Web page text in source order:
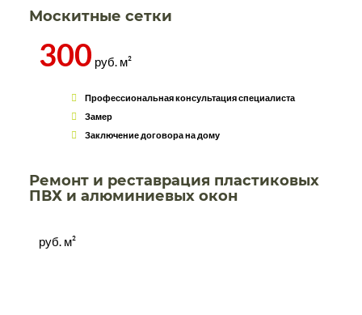
Москитные сетки
300 руб. м²
Профессиональная консультация специалиста
Замер
Заключение договора на дому
Ремонт и реставрация пластиковых
ПВХ и алюминиевых окон
руб. м²